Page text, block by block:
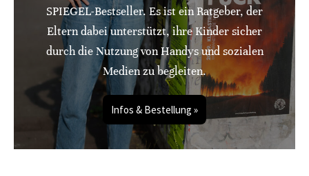
SPIEGEL-Bestseller. Es ist ein Ratgeber, der
Eltern dabei unterstützt, ihre Kinder sicher
durch die Nutzung von Handys und sozialen
Medien zu begleiten.
Infos & Bestellung »